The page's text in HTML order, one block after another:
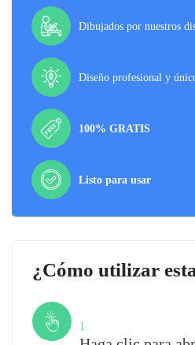
Dibujados por nuestros
Diseño profesional y
100% GRATIS
Listo para usar
¿Cómo utilizar
1